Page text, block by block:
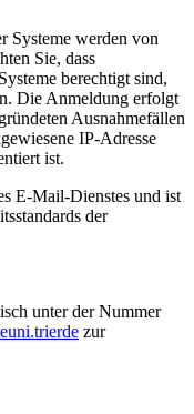
Systeme werden von
Sie, dass
berechtigt sind,
Die Anmeldung erfolgt
Ausnahmefällen
IP-Adresse
ist.
E-Mail-Dienstes und ist
der
unter der Nummer
uni.trierde zur